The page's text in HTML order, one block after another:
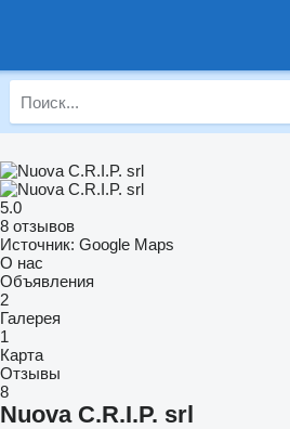
5.0
8 отзывов
Источник: Google Maps
О нас
Объявления
2
Галерея
1
Карта
Отзывы
8
Nuova C.R.I.P. srl